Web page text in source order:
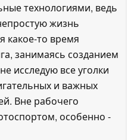
технологиями, ведь
жизнь
какое-то время
занимаясь созданием
исследую все уголки
и важных
Вне рабочего
особенно -